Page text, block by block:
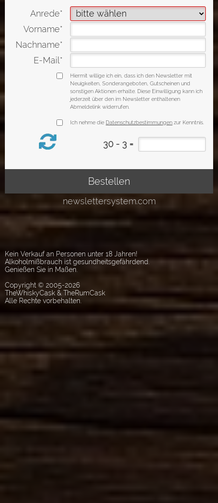
Kein Verkauf an Personen unter 18 Jahren!
Alkoholmißbrauch ist gesundheitsgefährdend.
Genießen Sie in Maßen.
Copyright © 2005-2026
TheWhiskyCask & TheRumCask
Alle Rechte vorbehalten.